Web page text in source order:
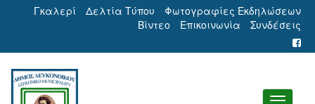
Γκαλερί Δελτία Τύπου
Φωτογραφίες Εκδηλώσεων
Βίντεο
Επικοινωνία Συνδέσεις